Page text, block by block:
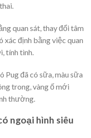
quan sát, thay đổi tâm
xác định bằng việc quan
tính tình.
Pug đã có sữa, màu sữa
trong, vàng ố mới
thường.
ngoại hình siêu